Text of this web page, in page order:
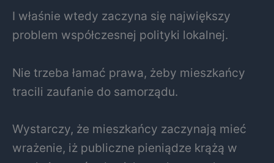
I właśnie wtedy zaczyna się największy
problem współczesnej polityki lokalnej.
Nie trzeba łamać prawa, żeby mieszkańcy
tracili zaufanie do samorządu.
Wystarczy, że mieszkańcy zaczynają mieć
wrażenie, iż publiczne pieniądze krążą w